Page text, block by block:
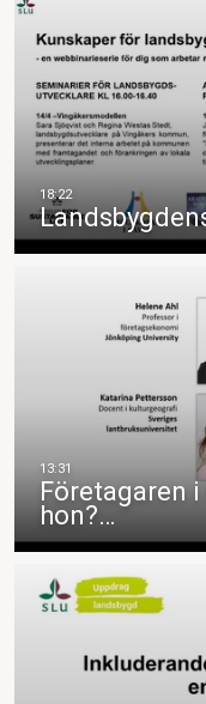
Företagaren i
hon?…